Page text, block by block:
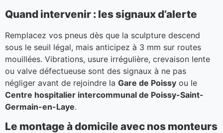
Quand intervenir : les signaux d’alerte
Remplacez vos pneus dès que la sculpture descend
sous le seuil légal, mais anticipez à 3 mm sur routes
mouillées. Vibrations, usure irrégulière, crevaison lente
ou valve défectueuse sont des signaux à ne pas
négliger avant de rejoindre la Gare de Poissy ou le
Centre hospitalier intercommunal de Poissy-Saint-
Germain-en-Laye.
Le montage à domicile avec nos monteurs